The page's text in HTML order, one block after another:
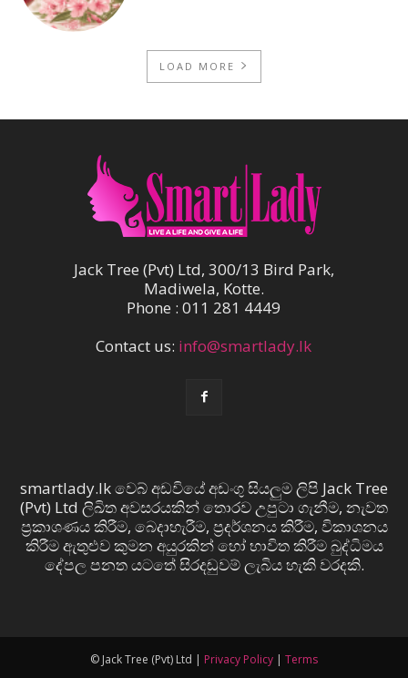
LOAD MORE
Jack Tree (Pvt) Ltd, 300/13 Bird Park,
Madiwela, Kotte.
Phone : 011 281 4449
Contact us: info@smartlady.lk
smartlady.lk වෙබ් අඩවියේ අඩංගු සියලුම ලිපි Jack Tree
(Pvt) Ltd ලිඛිත අවසරයකින් තොරව උපුටා ගැනීම, නැවත
ප්‍රකාශණය කිරීම, බෙදාහැරීම, ප්‍රදර්ශනය කිරීම, විකාශනය
කිරීම ඇතුළුව කුමන අයුරකින් හෝ භාවිත කිරීම බුද්ධිමය
දේපල පනත යටතේ සිරදඬුවම් ලැබිය හැකි වරදකි.
© Jack Tree (Pvt) Ltd | Privacy Policy Terms